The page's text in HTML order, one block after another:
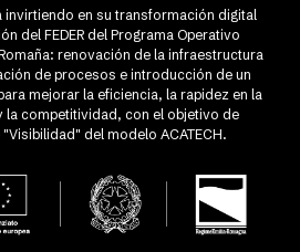
invirtiendo en su transformación digital
del FEDER del Programa Operativo
renovación de la infraestructura
de procesos e introducción de un
mejorar la eficiencia, la rapidez en la
la competitividad, con el objetivo de
del modelo ACATECH.